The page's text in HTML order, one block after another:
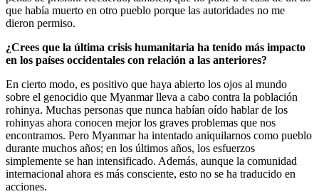
que había muerto en otro pueblo porque las autoridades no me
dieron permiso.
¿Crees que la última crisis humanitaria ha tenido más impacto
en los países occidentales con relación a las anteriores?
En cierto modo, es positivo que haya abierto los ojos al mundo
sobre el genocidio que Myanmar lleva a cabo contra la población
rohinya. Muchas personas que nunca habían oído hablar de los
rohinyas ahora conocen mejor los graves problemas que nos
encontramos. Pero Myanmar ha intentado aniquilarnos como pueblo
durante muchos años; en los últimos años, los esfuerzos
simplemente se han intensificado. Además, aunque la comunidad
internacional ahora es más consciente, esto no se ha traducido en
acciones.